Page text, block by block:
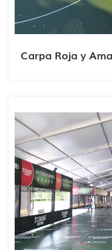
Carpa Roja y